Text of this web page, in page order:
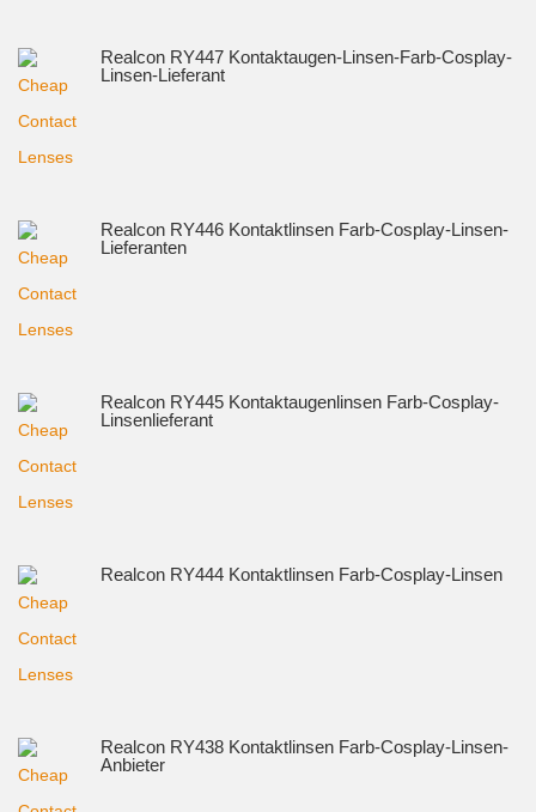
Realcon RY447 Kontaktaugen-Linsen-Farb-Cosplay-
Linsen-Lieferant
Realcon RY446 Kontaktlinsen Farb-Cosplay-Linsen-
Lieferanten
Realcon RY445 Kontaktaugenlinsen Farb-Cosplay-
Linsenlieferant
Realcon RY444 Kontaktlinsen Farb-Cosplay-Linsen
Realcon RY438 Kontaktlinsen Farb-Cosplay-Linsen-
Anbieter